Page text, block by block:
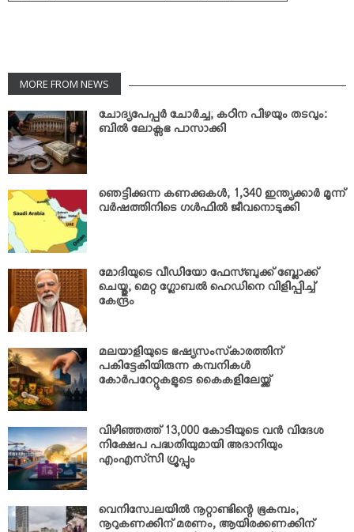
MORE FROM NEWS
ചോദ്യപേപ്പര്‍ ചോര്‍ച്ച; കഠിന പിഴയും തടവും:
ബില്‍ ലോക്സഭ പാസാക്കി
ഞെട്ടിക്കുന്ന കണക്കുകള്‍; 1,340 ഇന്ത്യക്കാര്‍ മൂന്ന്
വര്‍ഷത്തിനിടെ ഗള്‍ഫില്‍ ജീവനൊടുക്കി
മോദിയുടെ വീഡിയോ ഫേസ്ബുക്ക് ബ്ലോക്ക്
ചെയ്തു; മെറ്റ ഗ്ലോബല്‍ ഹെഡിനെ വിളിപ്പിച്ച്
കേന്ദ്രം
മലയാളിയുടെ ഭഷ്യസംസ്‌കാരത്തിന്
പകിട്ടേകിയിരുന്ന കമ്പനികള്‍
കോര്‍പറേറ്റുകളുടെ കൈകളിലേയ്ക്ക്
വിഴിഞ്ഞത്ത് 13,000 കോടിയുടെ വന്‍ വിദേശ
നിക്ഷേപ പദ്ധതിയുമായി അദാനിയും
എംഎസ്‌സി ഗ്രൂപ്പും
വെനിസ്വേലയില്‍ നൂറ്റാണ്ടിന്റെ ഭൂകമ്പം;
നൂറുകണക്കിന് മരണം, ആയിരക്കണക്കിന്